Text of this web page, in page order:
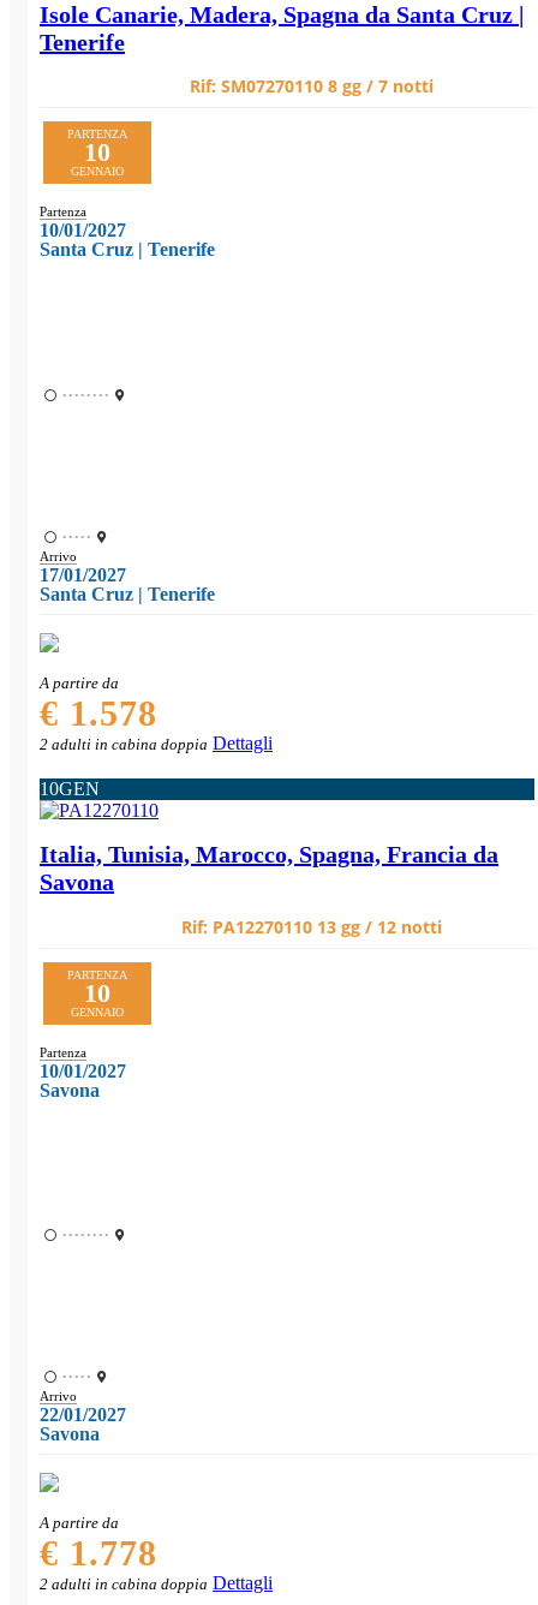
Isole Canarie, Madera, Spagna da Santa Cruz |
Tenerife
Rif: SM07270110 8 gg / 7 notti
PARTENZA
10
GENNAIO
Partenza
10/01/2027
Santa Cruz | Tenerife
••••••••
•••••
Arrivo
17/01/2027
Santa Cruz | Tenerife
A partire da
€ 1.578
2 adulti in cabina doppia Dettagli
10GEN
Italia, Tunisia, Marocco, Spagna, Francia da
Savona
Rif: PA12270110 13 gg / 12 notti
PARTENZA
10
GENNAIO
Partenza
10/01/2027
Savona
••••••••
•••••
Arrivo
22/01/2027
Savona
A partire da
€ 1.778
2 adulti in cabina doppia Dettagli